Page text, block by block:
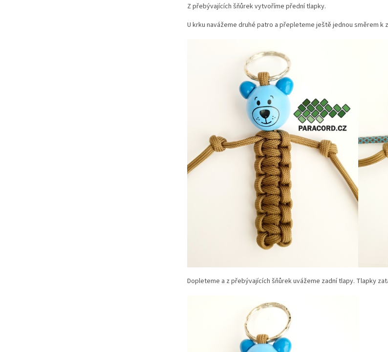
Z přebývajících šňůrek vytvoříme přední tlapky.
U krku navážeme druhé patro a přepleteme ještě jednou směrem k
Dopleteme a z přebývajících šňůrek uvážeme zadní tlapy. Tlapky